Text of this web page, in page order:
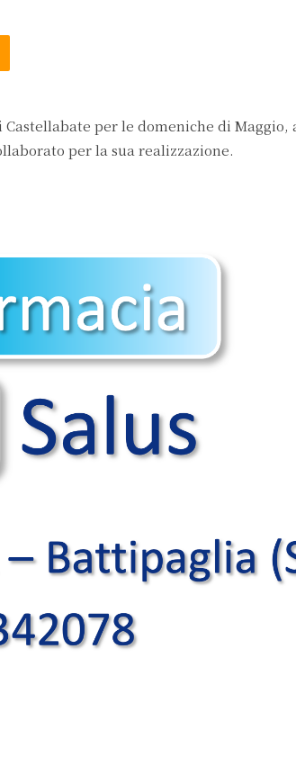
per le domeniche di Maggio,
per la sua realizzazione.